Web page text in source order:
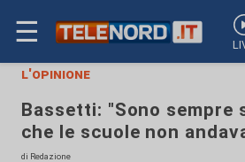
☰
l'opinione
Bassetti: "Sono sempre
che le scuole non
di Redazione